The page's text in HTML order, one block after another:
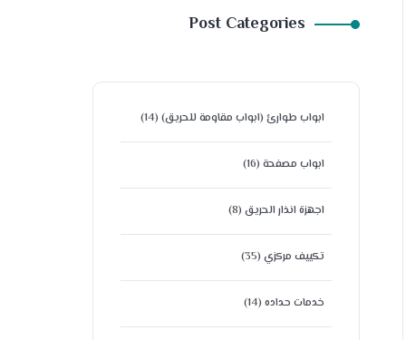
Post Categories
ابواب طوارئ (ابواب مقاومة للحريق) (14)
ابواب مصفحة (16)
اجهزة انذار الحريق (8)
تكييف مركزي (35)
خدمات حداده (14)